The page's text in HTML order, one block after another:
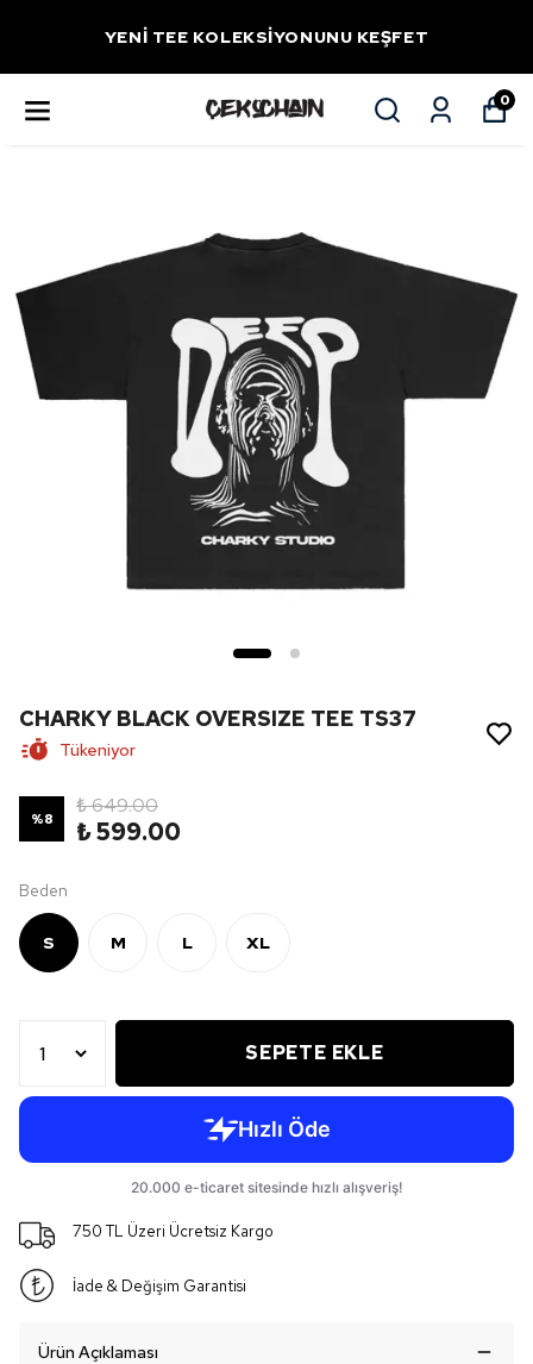
YENİ TEE KOLEKSİYONUNU KEŞFET
0
CHARKY BLACK OVERSIZE TEE TS37
Tükeniyor
%8
₺ 649.00
₺ 599.00
Beden
S M L XL
SEPETE EKLE
750 TL Üzeri Ücretsiz Kargo
İade & Değişim Garantisi
Ürün Açıklaması